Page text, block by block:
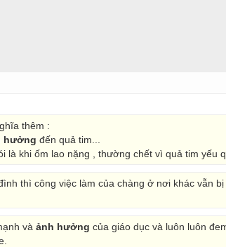
thêm :
hưởng đến quả tim...
là khi ốm lao nặng , thường chết vì quả tim yếu
thì công việc làm của chàng ở nơi khác vẫn bị
và ảnh hưởng của giáo dục và luôn luôn